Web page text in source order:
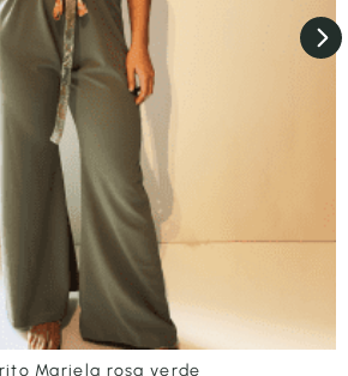
Mariela rosa verde